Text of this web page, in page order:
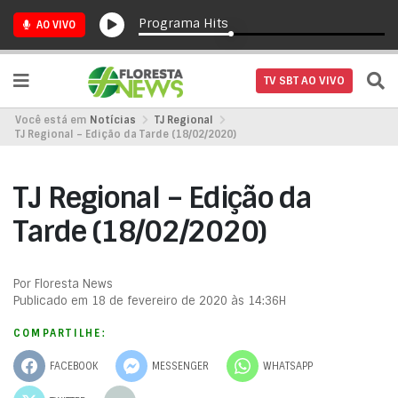
AO VIVO Programa Hits
TV SBT AO VIVO
Você está em Notícias
TJ Regional
TJ Regional – Edição da Tarde (18/02/2020)
TJ Regional – Edição da
Tarde (18/02/2020)
Por Floresta News
Publicado em 18 de fevereiro de 2020 às 14:36H
COMPARTILHE:
FACEBOOK MESSENGER WHATSAPP